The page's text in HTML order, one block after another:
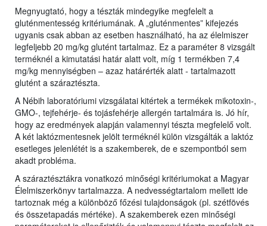
Megnyugtató, hogy a tészták mindegyike megfelelt a
gluténmentesség kritériumának. A „gluténmentes” kifejezés
ugyanis csak abban az esetben használható, ha az élelmiszer
legfeljebb 20 mg/kg glutént tartalmaz. Ez a paraméter 8 vizsgált
terméknél a kimutatási határ alatt volt, míg 1 termékben 7,4
mg/kg mennyiségben – azaz határérték alatt - tartalmazott
glutént a száraztészta.
A Nébih laboratóriumi vizsgálatai kitértek a termékek mikotoxin-,
GMO-, tejfehérje- és tojásfehérje allergén tartalmára is. Jó hír,
hogy az eredmények alapján valamennyi tészta megfelelő volt.
A két laktózmentesnek jelölt terméknél külön vizsgálták a laktóz
esetleges jelenlétét is a szakemberek, de e szempontból sem
akadt probléma.
A száraztésztákra vonatkozó minőségi kritériumokat a Magyar
Élelmiszerkönyv tartalmazza. A nedvességtartalom mellett ide
tartoznak még a különböző főzési tulajdonságok (pl. szétfövés
és összetapadás mértéke). A szakemberek ezen minőségi